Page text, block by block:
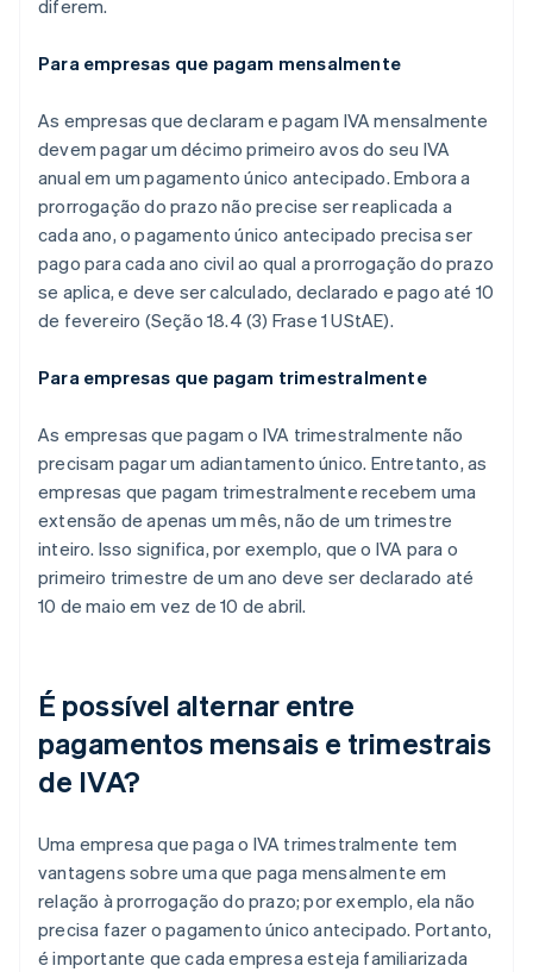
diferem.
Para empresas que pagam mensalmente
As empresas que declaram e pagam IVA mensalmente
devem pagar um décimo primeiro avos do seu IVA
anual em um pagamento único antecipado. Embora a
prorrogação do prazo não precise ser reaplicada a
cada ano, o pagamento único antecipado precisa ser
pago para cada ano civil ao qual a prorrogação do prazo
se aplica, e deve ser calculado, declarado e pago até 10
de fevereiro (Seção 18.4 (3) Frase 1 UStAE).
Para empresas que pagam trimestralmente
As empresas que pagam o IVA trimestralmente não
precisam pagar um adiantamento único. Entretanto, as
empresas que pagam trimestralmente recebem uma
extensão de apenas um mês, não de um trimestre
inteiro. Isso significa, por exemplo, que o IVA para o
primeiro trimestre de um ano deve ser declarado até
10 de maio em vez de 10 de abril.
É possível alternar entre
pagamentos mensais e trimestrais
de IVA?
Uma empresa que paga o IVA trimestralmente tem
vantagens sobre uma que paga mensalmente em
relação à prorrogação do prazo; por exemplo, ela não
precisa fazer o pagamento único antecipado. Portanto,
é importante que cada empresa esteja familiarizada